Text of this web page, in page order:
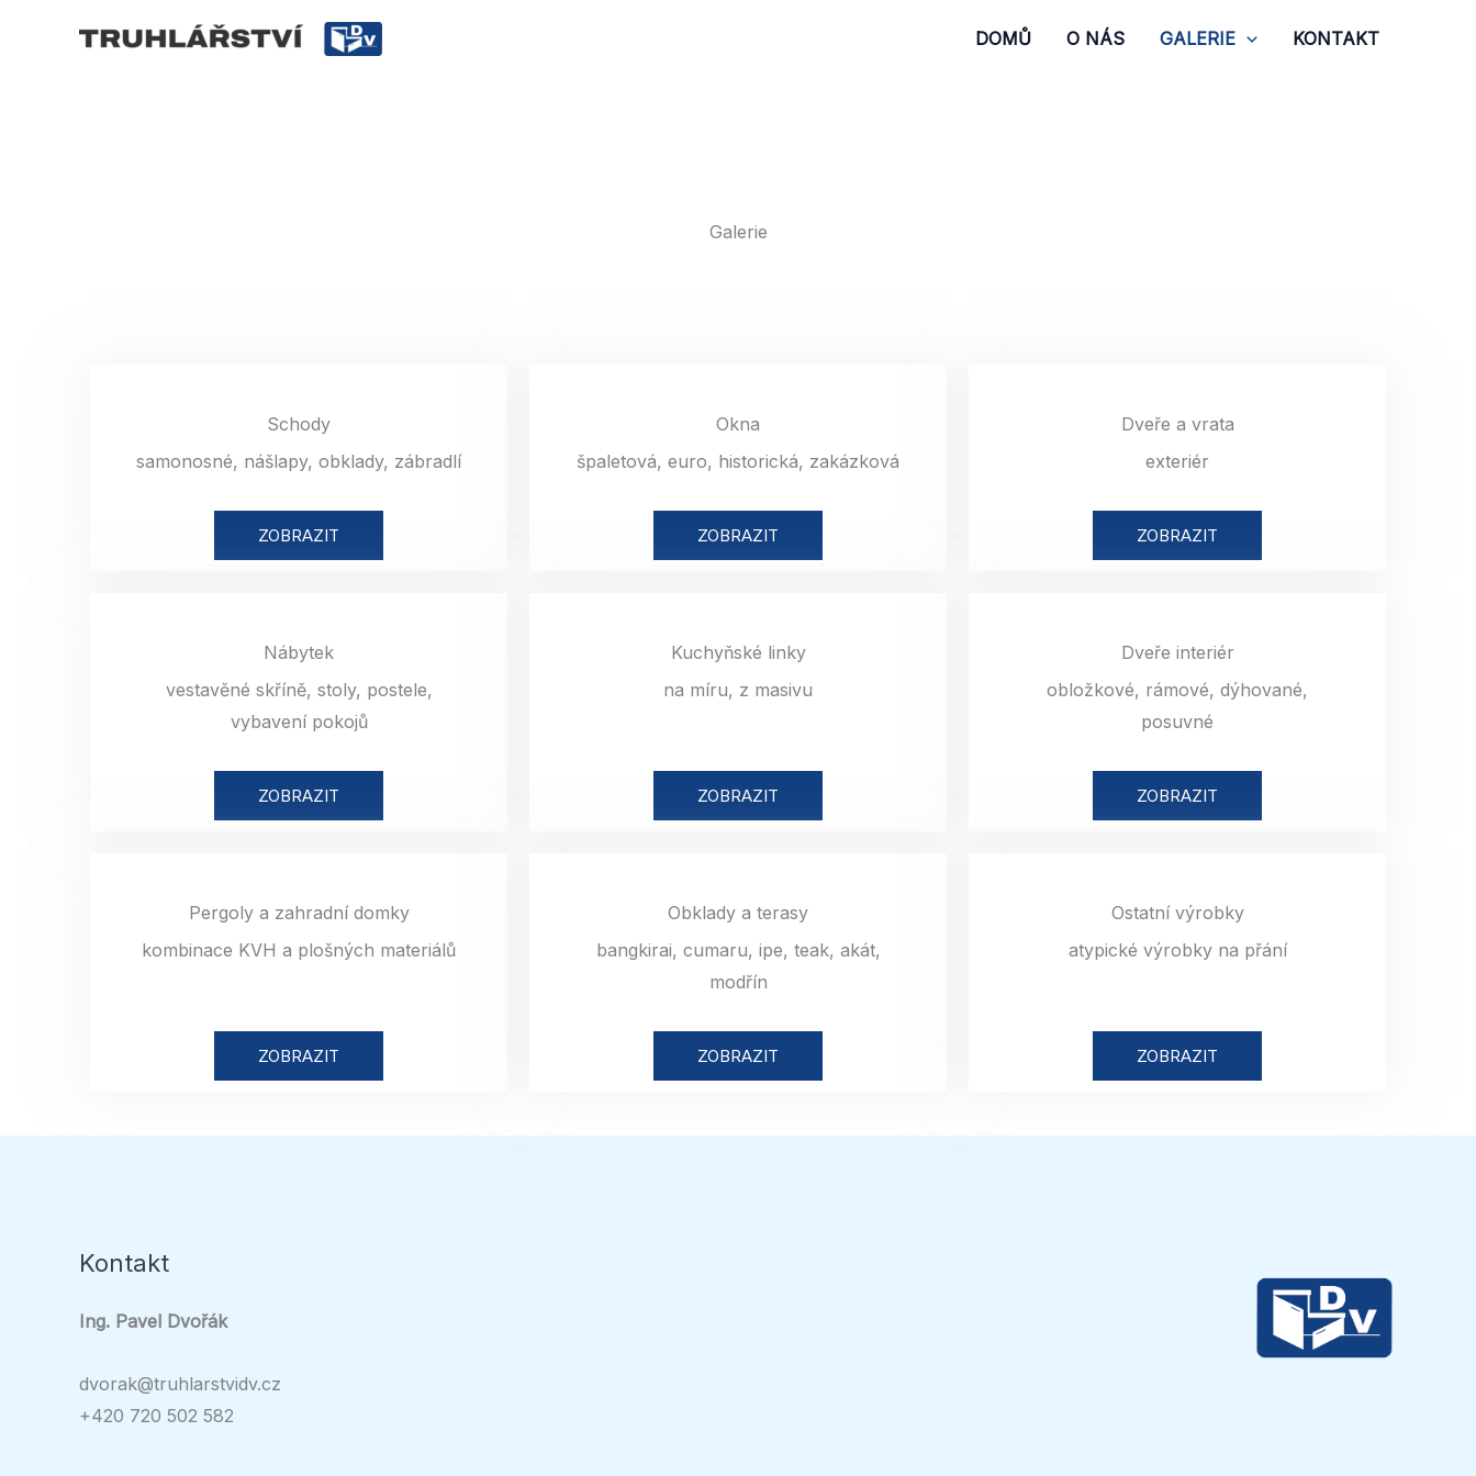
DOMŮ O NÁS GALERIE KONTAKT
Galerie
Schody
samonosné, nášlapy, obklady, zábradlí
ZOBRAZIT
Okna
špaletová, euro, historická, zakázková
ZOBRAZIT
Dveře a vrata
exteriér
ZOBRAZIT
Nábytek
vestavěné skříně, stoly, postele,
vybavení pokojů
ZOBRAZIT
Kuchyňské linky
na míru, z masivu
ZOBRAZIT
Dveře interiér
obložkové, rámové, dýhované,
posuvné
ZOBRAZIT
Pergoly a zahradní domky
kombinace KVH a plošných materiálů
ZOBRAZIT
Obklady a terasy
bangkirai, cumaru, ipe, teak, akát,
modřín
ZOBRAZIT
Ostatní výrobky
atypické výrobky na přání
ZOBRAZIT
Kontakt
Ing. Pavel Dvořák
dvorak@truhlarstvidv.cz
+420 720 502 582